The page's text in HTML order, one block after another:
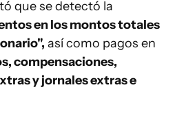
que se detectó la
en los montos totales
así como pagos en
compensaciones,
y jornales extras e